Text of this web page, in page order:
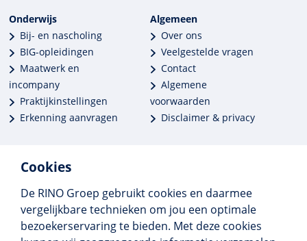
Cookies
De RINO Groep gebruikt cookies en daarmee
vergelijkbare technieken om jou een optimale
bezoekerservaring te bieden. Met deze cookies
Onderwijs
Bij- en nascholing
BIG-opleidingen
Maatwerk en
incompany
Praktijkinstellingen
Erkenning aanvragen
Algemeen
Over ons
Veelgestelde vragen
Contact
Algemene
voorwaarden
Disclaimer & privacy
Meer dan 250 opleidingen
Alle BIG-opleidingen in huis
Cedeo-erkend en CRKBO-geregistreerd